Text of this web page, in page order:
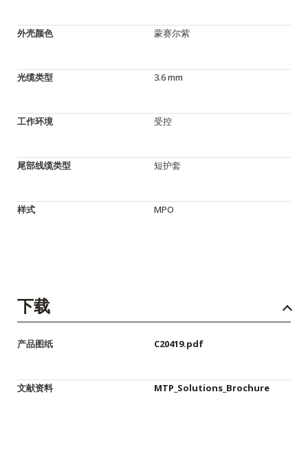
外壳颜色 蒙赛尔紫
光缆类型 3.6 mm
工作环境 受控
尾部线缆类型 短护套
样式 MPO
下载
产品图纸 C20419.pdf
文献资料 MTP_Solutions_Brochure